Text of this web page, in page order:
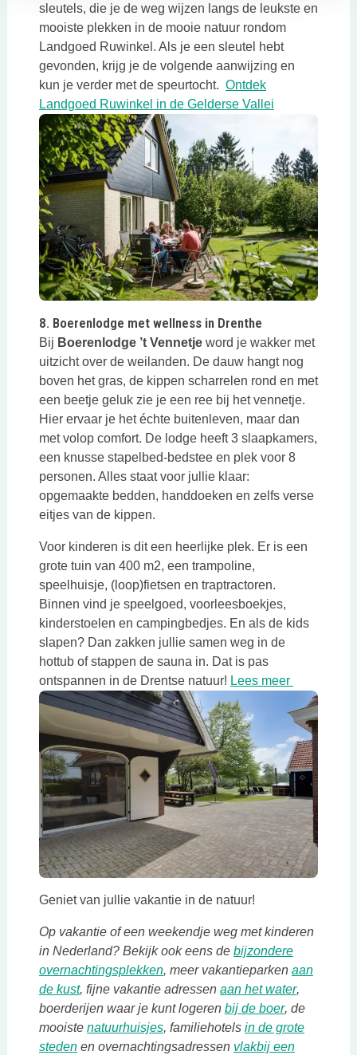
sleutels, die je de weg wijzen langs de leukste en
mooiste plekken in de mooie natuur rondom
Landgoed Ruwinkel. Als je een sleutel hebt
gevonden, krijg je de volgende aanwijzing en
kun je verder met de speurtocht. Ontdek
Landgoed Ruwinkel in de Gelderse ValleiDeze link
8. Boerenlodge met wellness in Drenthe
Bij Boerenlodge ’t Vennetjeword je wakker met
uitzicht over de weilanden. De dauw hangt nog
boven het gras, de kippen scharrelen rond en met
een beetje geluk zie je een ree bij het vennetje.
Hier ervaar je het échte buitenleven, maar dan
met volop comfort. De lodge heeft 3 slaapkamers,
een knusse stapelbed-bedstee en plek voor 8
personen. Alles staat voor jullie klaar:
opgemaakte bedden, handdoeken en zelfs verse
eitjes van de kippen.
Voor kinderen is dit een heerlijke plek. Er is een
grote tuin van 400 m2, een trampoline,
speelhuisje, (loop)fietsen en traptractoren.
Binnen vind je speelgoed, voorleesboekjes,
kinderstoelen en campingbedjes. En als de kids
slapen? Dan zakken jullie samen weg in de
hottub of stappen de sauna in. Dat is pas
ontspannen in de Drentse natuur! Lees meer
Geniet van jullie vakantie in de natuur!
Op vakantie of een weekendje weg met kinderen
in Nederland? Bekijk ook eens de bijzondere
overnachtingsplekkenDeze link opent in een nieuwe tab
, meer vakantieparken aan
de kustDeze link opent in een nieuwe tab
, fijne vakantie adressen aan het waterDeze link
,
boerderijen waar je kunt logeren bij de boerDeze link
, de
mooiste natuurhuisjesDeze link opent in een nieuwe tab
, familiehotels in de grote
stedenDeze link opent in een nieuwe tab
en overnachtingsadressen vlakbij een